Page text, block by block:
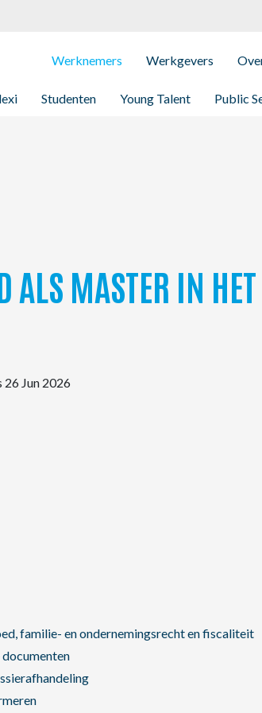
Werknemers
Studenten Young Talent Public
Werkgevers
ALS MASTER IN
26 Jun 2026
familie- en ondernemingsrecht en fiscaliteit